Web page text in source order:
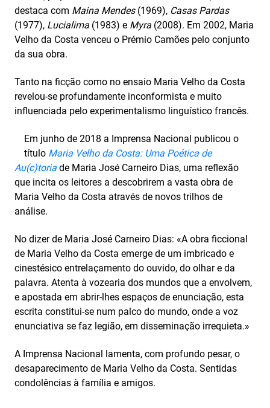
destaca com Maina Mendes(1969), Casas Pardas
(1977), Lucialima (1983) e Myra (2008). Em 2002, Maria
Velho da Costa venceu o Prémio Camões pelo conjunto
da sua obra.
Tanto na ficção como no ensaio Maria Velho da Costa
revelou-se profundamente inconformista e muito
influenciada pelo experimentalismo linguístico francês.
Em junho de 2018 a Imprensa Nacional publicou o
título Maria Velho da Costa: Uma Poética de
Au(c)toria de Maria José Carneiro Dias, uma reflexão
que incita os leitores a descobrirem a vasta obra de
Maria Velho da Costa através de novos trilhos de
análise.
No dizer de Maria José Carneiro Dias: «A obra ficcional
de Maria Velho da Costa emerge de um imbricado e
cinestésico entrelaçamento do ouvido, do olhar e da
palavra. Atenta à vozearia dos mundos que a envolvem,
e apostada em abrir-lhes espaços de enunciação, esta
escrita constitui-se num palco do mundo, onde a voz
enunciativa se faz legião, em disseminação irrequieta.»
A Imprensa Nacional lamenta, com profundo pesar, o
desaparecimento de Maria Velho da Costa. Sentidas
condolências à família e amigos.